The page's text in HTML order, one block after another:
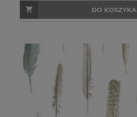
DO KOSZYKA